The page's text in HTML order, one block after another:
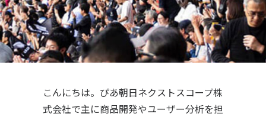
こんにちは。ぴあ朝日ネクストスコープ株
式会社で主に商品開発やユーザー分析を担